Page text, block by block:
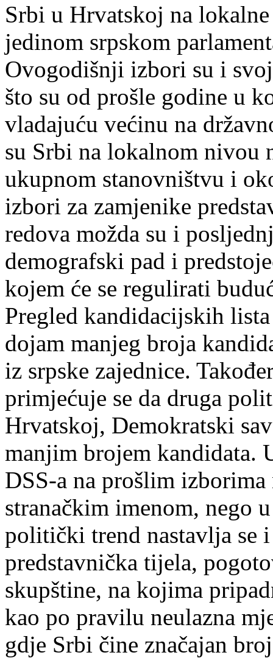
Srbi u Hrvatskoj na
jedinom srpskom
Ovogodišnji izbori su i
što su od prošle godine u
vladajuću većinu na
su Srbi na lokalnom nivou
ukupnom stanovništvu i
izbori za zamjenike
redova možda su i
demografski pad i
kojem će se regulirati
Pregled kandidacijskih
dojam manjeg broja
iz srpske zajednice.
primjećuje se da druga
Hrvatskoj, Demokratski
manjim brojem kandidata.
DSS-a na prošlim
stranačkim imenom, nego
politički trend nastavlja se
predstavnička tijela,
skupštine, na kojima
kao po pravilu neulazna
gdje Srbi čine značajan